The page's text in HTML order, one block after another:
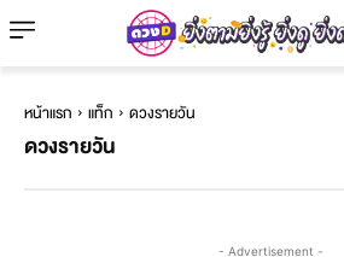
หน้าแรก แท็ก ดวงรายวัน
ดวงรายวัน
- Advertisement -